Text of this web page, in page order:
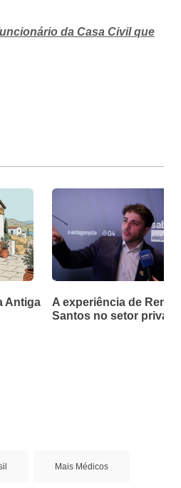
da Casa Civil que
Antiga
A experiência de Renan
Santos no setor
Mais Médicos